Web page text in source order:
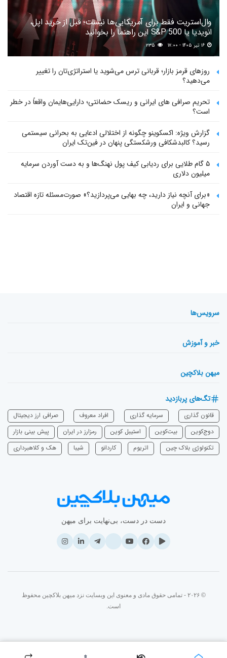
وال‌استریت فقط برای آمریکایی‌ها نیست؛ قبل از خرید اپل،
انویدیا یا S&P 500 این راهنما را بخوانید
۲۳۵
روزهای قرمز بازار؛ قربانی ترس می‌شوید یا استراتژی‌تان را تغییر
می‌دهید؟
تحریم صرافی های ایرانی و ریسک حضانتی؛ دارایی‌هایمان واقعاً در خطر
است؟
گزارش ویژه: اکسکوینو چگونه از اختلالی ادعایی به بحرانی سیستمی
رسید؟ کالبدشکافی ورشکستگی پنهان در فین‌تک ایران
۵ گام طلایی برای ردیابی کیف پول‌ نهنگ‌ها و به دست آوردن سرمایه
میلیون دلاری
«برای آنچه نیاز دارید، چه بهایی می‌پردازید؟» صورت‌مسئله تازه اقتصاد
جهانی و ایران
سرویس‌ها
خبر و آموزش
میهن بلاکچین
تگ‌های پربازدید
قانون گذاری سرمایه‌ گذاری افراد معروف
صرافی ارز دیجیتال
دوج‌کوین
بیت‌کوین استیبل کوین رمزارز در ایران
پیش بینی بازار
تکنولوژی بلاک چین
اتریوم ‌کاردانو شیبا هک و کلاهبرداری
دست در دست، بی‌نهایت برای میهن
© ۲۰۲۶ - تمامی حقوق مادی و معنوی این وبسایت نزد میهن بلاکچین محفوظ
است.